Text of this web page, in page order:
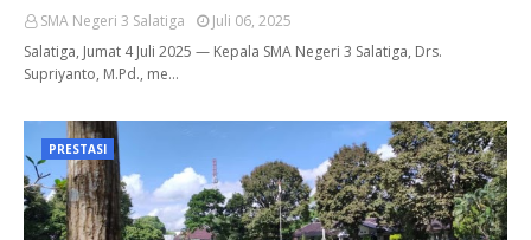
SMA Negeri 3 Salatiga
Juli 06, 2025
Salatiga, Jumat 4 Juli 2025 — Kepala SMA Negeri 3 Salatiga, Drs.
Supriyanto, M.Pd., me…
PRESTASI